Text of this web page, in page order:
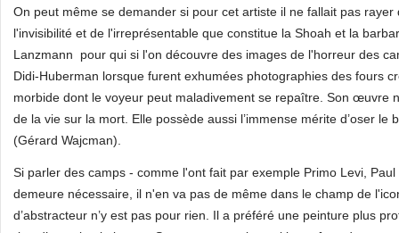
On peut même se demander si pour cet artiste il ne fallait pas
l'invisibilité et de l'irreprésentable que constitue la Shoah et la
Lanzmann pour qui si l'on découvre des images de l'horreur des
Didi-Huberman lorsque furent exhumées photographies des fours
morbide dont le voyeur peut maladivement se repaître. Son œuvre
de la vie sur la mort. Elle possède aussi l’immense mérite d’oser
(Gérard Wajcman).
Si parler des camps - comme l'ont fait par exemple Primo Levi,
demeure nécessaire, il n'en va pas de même dans le champ de
d’abstracteur n’y est pas pour rien. Il a préféré une peinture plus